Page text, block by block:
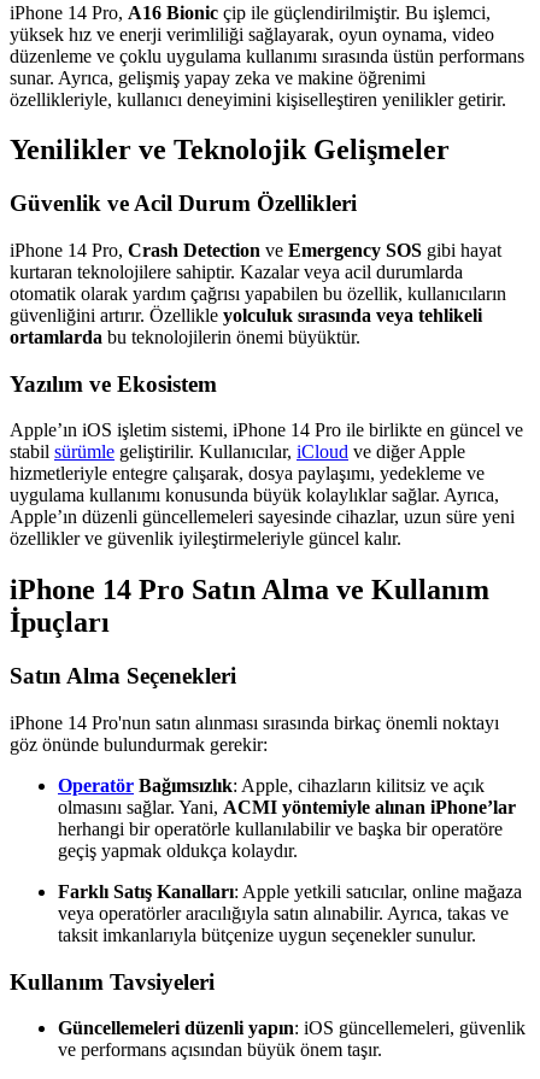
iPhone 14 Pro, A16 Bionic çip ile güçlendirilmiştir. Bu işlemci,
yüksek hız ve enerji verimliliği sağlayarak, oyun oynama, video
düzenleme ve çoklu uygulama kullanımı sırasında üstün performans
sunar. Ayrıca, gelişmiş yapay zeka ve makine öğrenimi
özellikleriyle, kullanıcı deneyimini kişiselleştiren yenilikler getirir.
Yenilikler ve Teknolojik Gelişmeler
Güvenlik ve Acil Durum Özellikleri
iPhone 14 Pro, Crash Detection ve Emergency SOS gibi hayat
kurtaran teknolojilere sahiptir. Kazalar veya acil durumlarda
otomatik olarak yardım çağrısı yapabilen bu özellik, kullanıcıların
güvenliğini artırır. Özellikle yolculuk sırasında veya tehlikeli
ortamlarda bu teknolojilerin önemi büyüktür.
Yazılım ve Ekosistem
Apple’ın iOS işletim sistemi, iPhone 14 Pro ile birlikte en güncel ve
stabil sürümle geliştirilir. Kullanıcılar, iCloud ve diğer Apple
hizmetleriyle entegre çalışarak, dosya paylaşımı, yedekleme ve
uygulama kullanımı konusunda büyük kolaylıklar sağlar. Ayrıca,
Apple’ın düzenli güncellemeleri sayesinde cihazlar, uzun süre yeni
özellikler ve güvenlik iyileştirmeleriyle güncel kalır.
iPhone 14 Pro Satın Alma ve Kullanım
İpuçları
Satın Alma Seçenekleri
iPhone 14 Pro'nun satın alınması sırasında birkaç önemli noktayı
göz önünde bulundurmak gerekir:
Operatör Bağımsızlık: Apple, cihazların kilitsiz ve açık
olmasını sağlar. Yani, ACMI yöntemiyle alınan iPhone’lar
herhangi bir operatörle kullanılabilir ve başka bir operatöre
geçiş yapmak oldukça kolaydır.
Farklı Satış Kanalları: Apple yetkili satıcılar, online mağaza
veya operatörler aracılığıyla satın alınabilir. Ayrıca, takas ve
taksit imkanlarıyla bütçenize uygun seçenekler sunulur.
Kullanım Tavsiyeleri
Güncellemeleri düzenli yapın: iOS güncellemeleri, güvenlik
ve performans açısından büyük önem taşır.